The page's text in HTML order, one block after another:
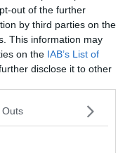
out of the further
by third parties on the
This information may
on the IAB’s List of
disclose it to other
Outs
hogy Reinier
elutasított a királyi gárda